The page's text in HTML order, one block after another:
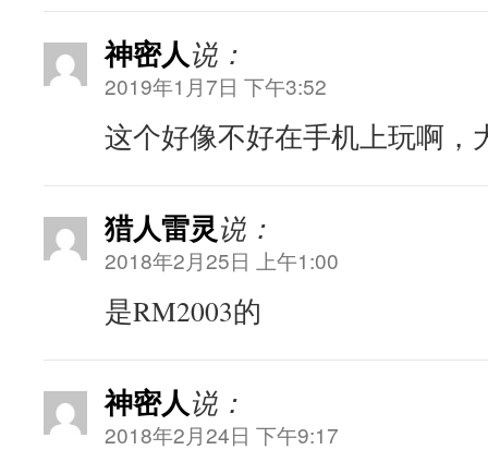
神密人说：
2019年1月7日 下午3:52
这个好像不好在手机上玩啊，
猎人雷灵说：
2018年2月25日 上午1:00
是RM2003的
神密人说：
2018年2月24日 下午9:17